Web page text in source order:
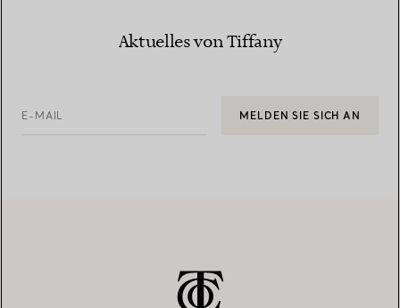
Aktuelles von Tiffany
E-MAIL MELDEN SIE SICH AN